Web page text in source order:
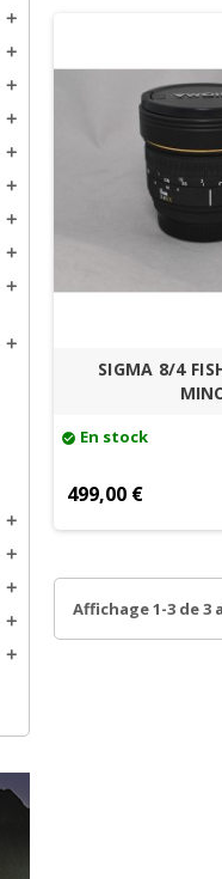
add
add
add
add
add
add
add
add
add
add
add
add
add
add
add
SIGMA 8/4
check_circle En stock
499,00 €
Affichage 1-3 de 3